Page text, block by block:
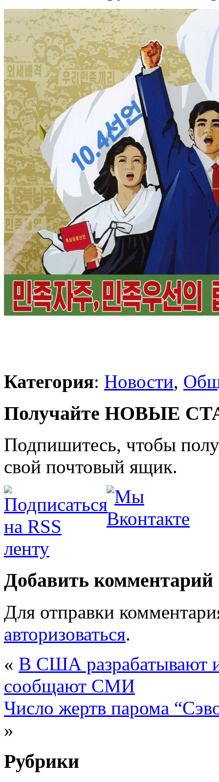
Категория: Новости,
Получайте НОВЫЕ
Подпишитесь, чтобы
свой почтовый ящик.
Добавить комментарий
Для отправки
авторизоваться.
« В США разрабатывают
сообщают СМИ
Число жертв парома
»
Рубрики